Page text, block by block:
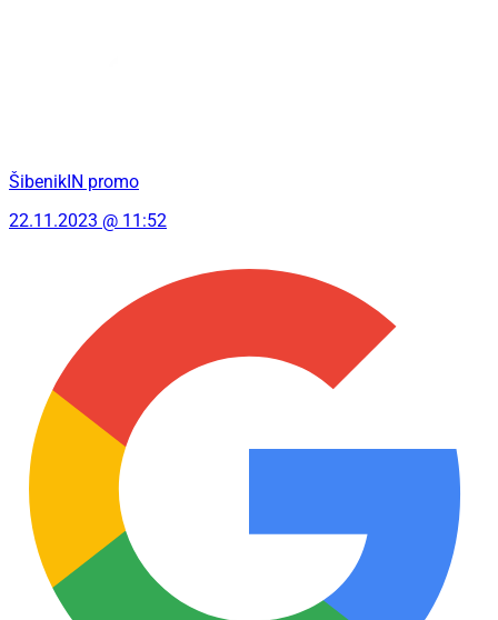
ŠibenikIN promo
22.11.2023 @ 11:52